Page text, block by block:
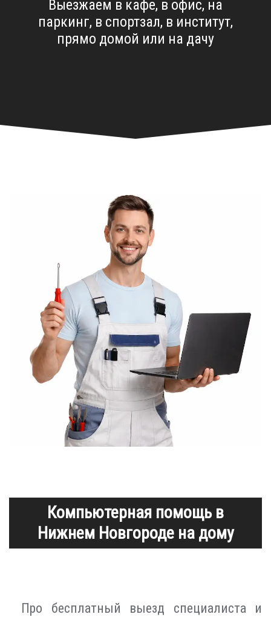
Выезжаем в кафе, в офис, на
паркинг, в спортзал, в институт,
прямо домой или на дачу
Компьютерная помощь в
Нижнем Новгороде на дому
Про бесплатный выезд специалиста и